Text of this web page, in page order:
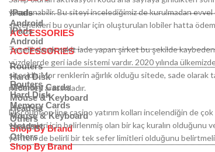
IPads
Android
ACCESSORIES
Routers
Hard Disk
Memory Cards
Mouse & Keyboard
Headset
Others
Shop By Brand
IPads
Android
ACCESSORIES
Routers
Hard Disk
Memory Cards
Mouse & Keyboard
Headset
Others
Shop By Brand
yararlanabilir. Bu siteyi incelediğimiz de kurulmadan
seçenekleri bu oyunlar için oluşturulan lobiler hatta
Teselli olarak nakit iade yapan şirket bu şekilde kaybeden
yüzdelerde geri iade sistemi vardır. 2020 yılında
sitesidir. Mor renklerin ağırlık olduğu sitede, sade olarak
nedenleri arasındadır.
Discount on line casino yatırım kolları incelendiğin de
yöntemleri için belirlenmiş olan bir kaç kuralın olduğunu
yöntem de belirli bir tek sefer limitleri olduğunu